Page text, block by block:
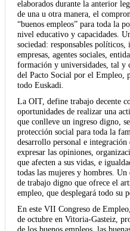
elaborados durante la anterior
de una u otra manera, el
“buenos empleos” para toda la
nivel educativo y capacidades.
sociedad: responsables
empresas, agentes sociales,
formación y universidades, tal y
del Pacto Social por el Empleo,
todo Euskadi.
La OIT, define trabajo decente
oportunidades de realizar una
que conlleve un ingreso digno,
protección social para toda la
desarrollo personal e
expresar las opiniones,
que afecten a sus vidas, e
todas las mujeres y hombres.
de trabajo digno que ofrece el
empleo, que desplegará todo su
En este VII Congreso de
de octubre en Vitoria-Gasteiz,